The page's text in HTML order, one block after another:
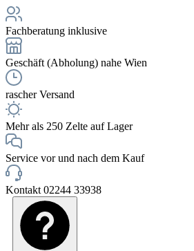
Fachberatung inklusive
Geschäft (Abholung) nahe Wien
rascher Versand
Mehr als 250 Zelte auf Lager
Service vor und nach dem Kauf
Kontakt 02244 33938